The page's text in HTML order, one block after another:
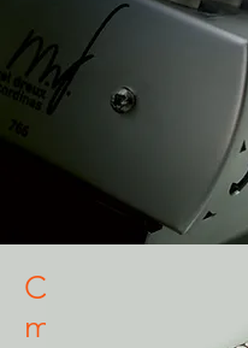
Chronologie des
modèles